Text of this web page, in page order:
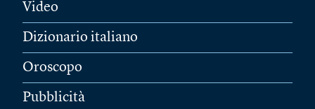
Video
Dizionario italiano
Oroscopo
Pubblicità